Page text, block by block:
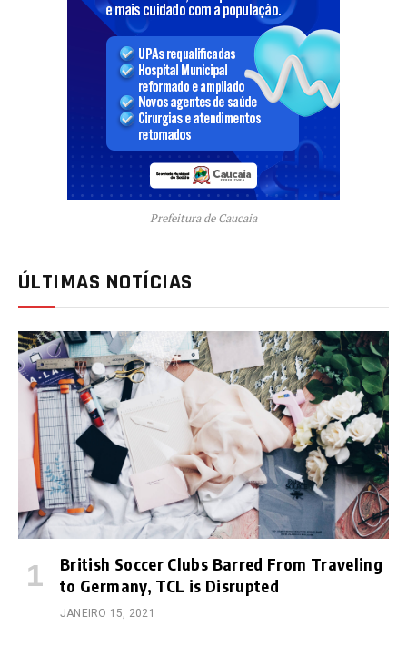
Prefeitura de Caucaia
ÚLTIMAS NOTÍCIAS
British Soccer Clubs Barred From Traveling
to Germany, TCL is Disrupted
JANEIRO 15, 2021